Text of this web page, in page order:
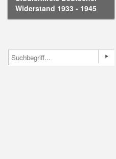
Widerstand 1933 - 1945